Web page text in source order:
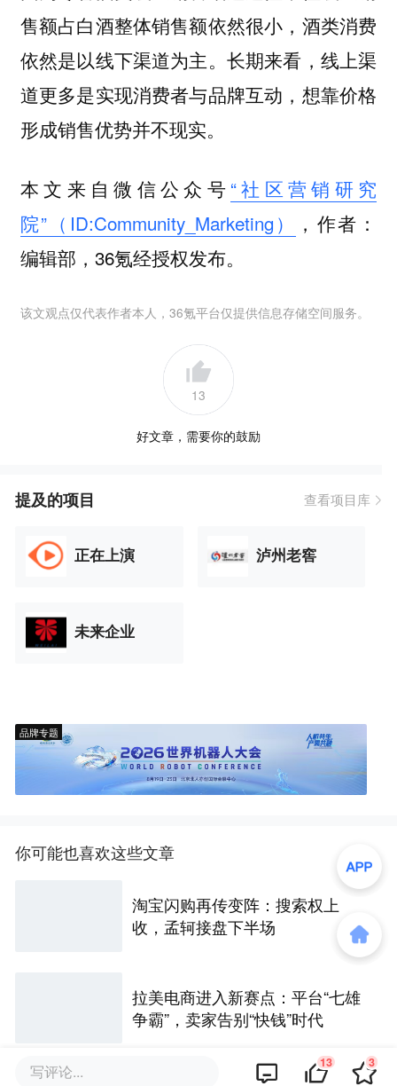
售额占白酒整体销售额依然很小，酒类消费
依然是以线下渠道为主。长期来看，线上渠
道更多是实现消费者与品牌互动，想靠价格
形成销售优势并不现实。
本文来自微信公众号 “社区营销研究
院”（ID:Community_Marketing）
，作者：
编辑部，36氪经授权发布。
该文观点仅代表作者本人，36氪平台仅提供信息存储空间服务。
13
好文章，需要你的鼓励
提及的项目 查看项目库
正在上演 泸州老窖
未来企业
品牌专题
你可能也喜欢这些文章
淘宝闪购再传变阵：搜索权上
收，孟轲接盘下半场
拉美电商进入新赛点：平台“七雄
争霸”，卖家告别“快钱”时代
写评论... 13 3